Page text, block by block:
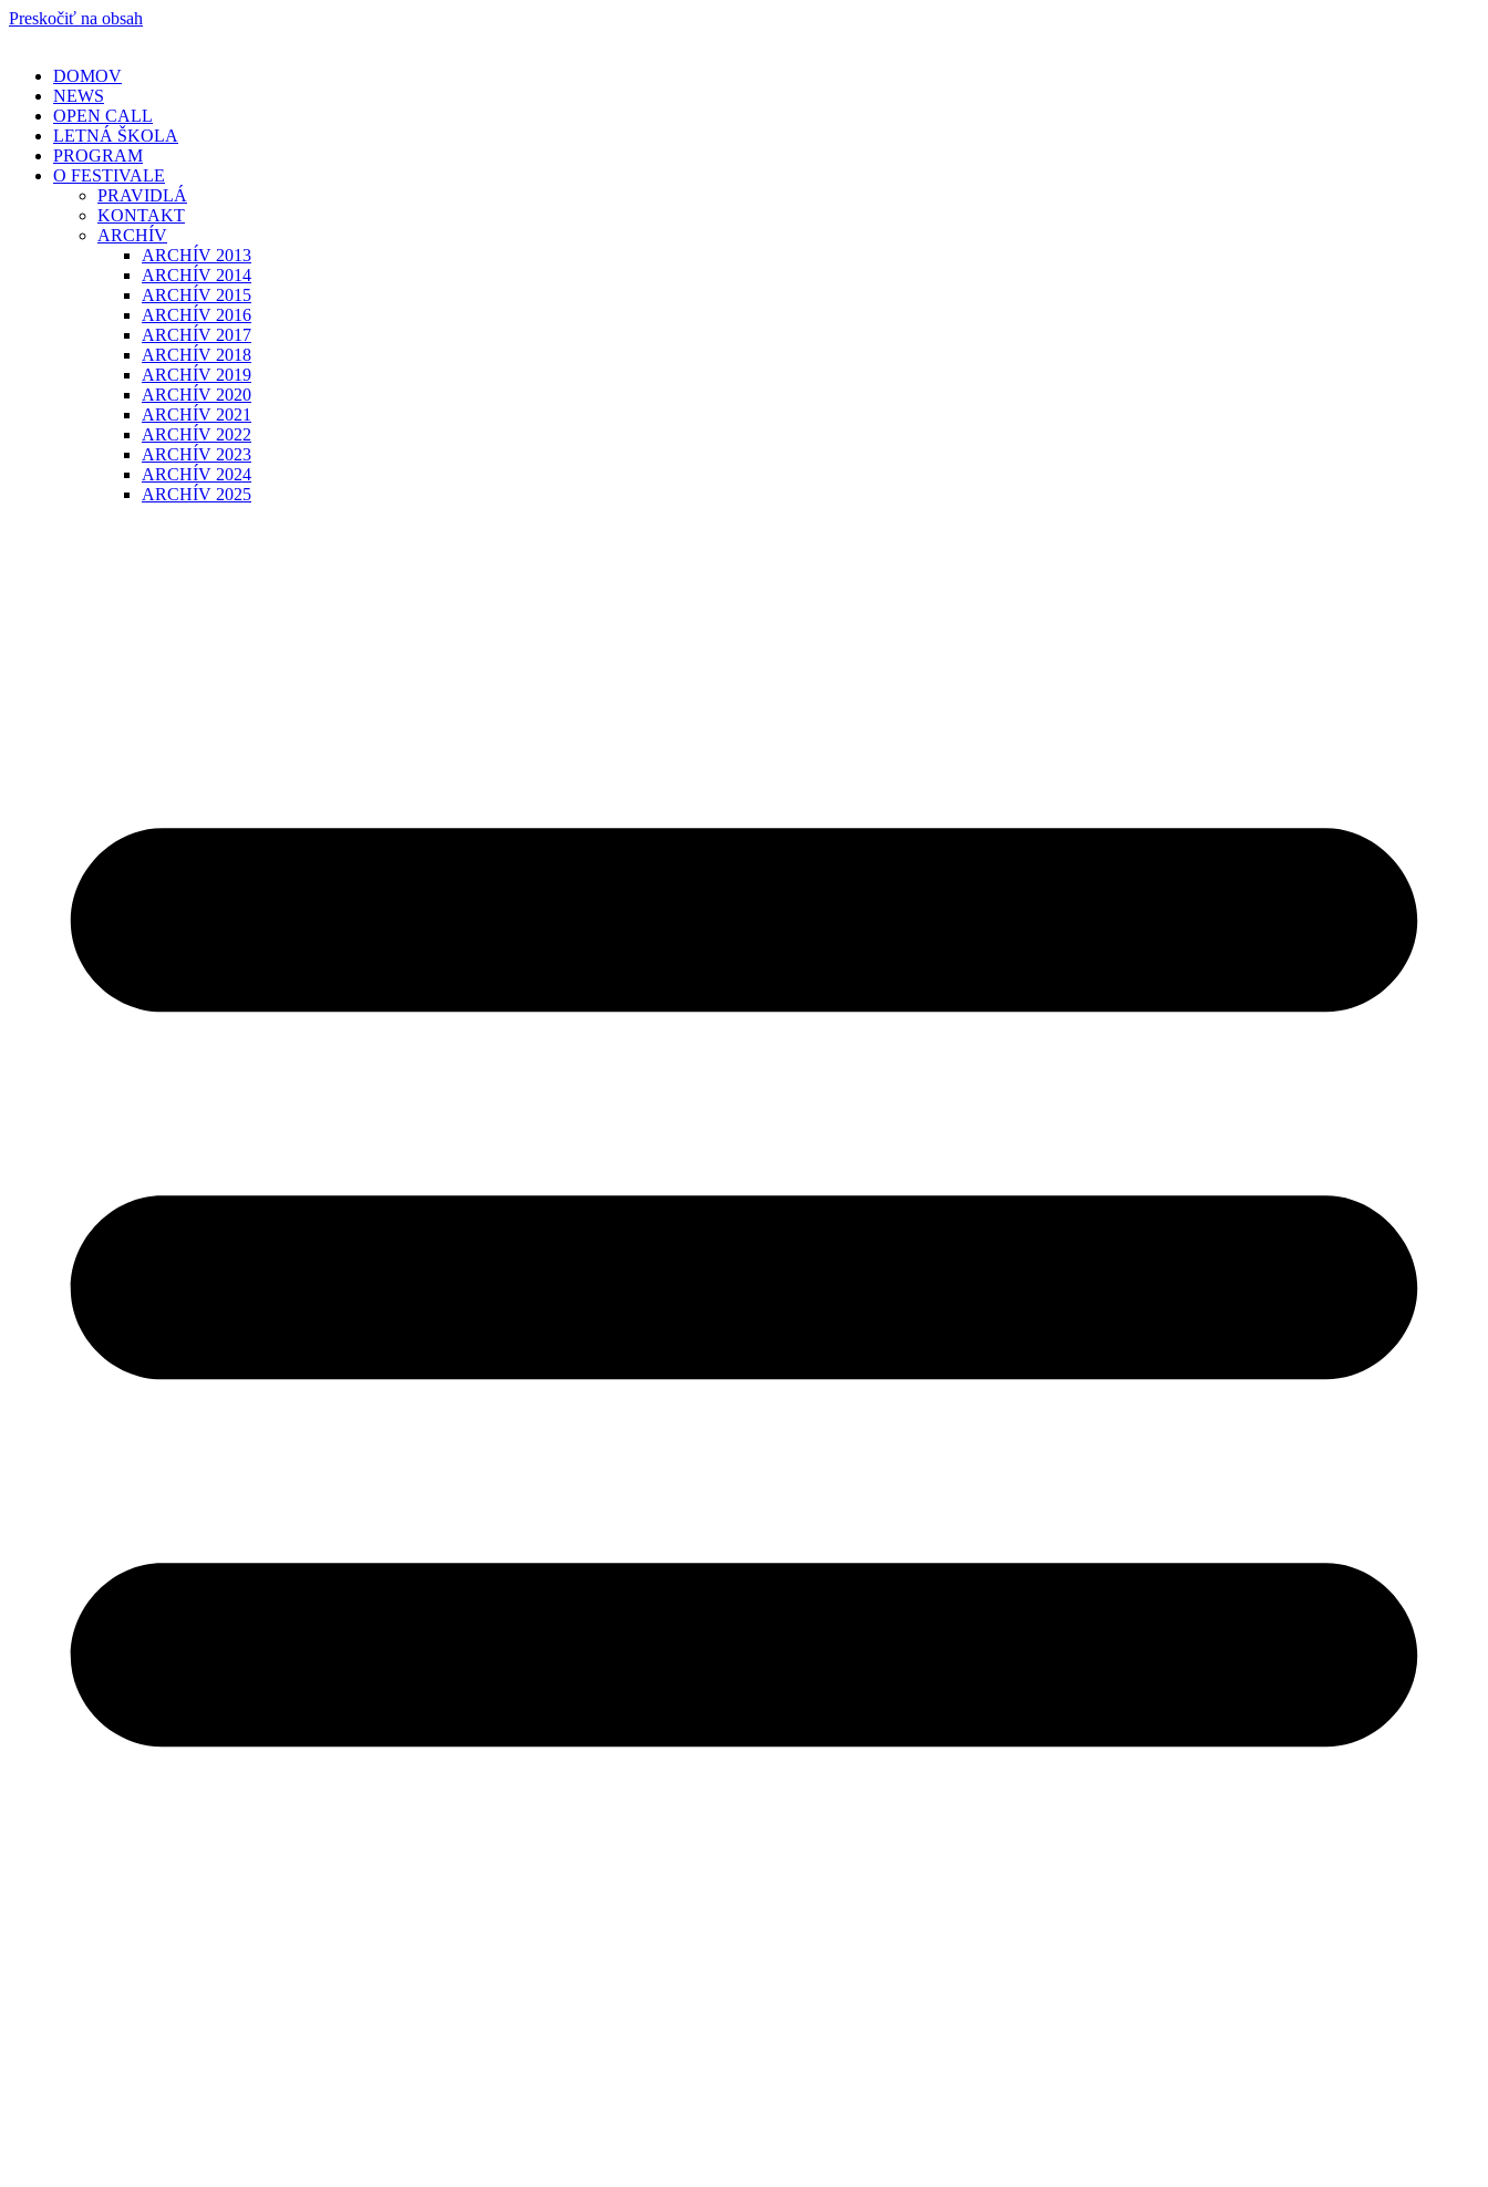
Preskočiť na obsah
DOMOV
NEWS
OPEN CALL
LETNÁ ŠKOLA
PROGRAM
O FESTIVALE
PRAVIDLÁ
KONTAKT
ARCHÍV
ARCHÍV 2013
ARCHÍV 2014
ARCHÍV 2015
ARCHÍV 2016
ARCHÍV 2017
ARCHÍV 2018
ARCHÍV 2019
ARCHÍV 2020
ARCHÍV 2021
ARCHÍV 2022
ARCHÍV 2023
ARCHÍV 2024
ARCHÍV 2025